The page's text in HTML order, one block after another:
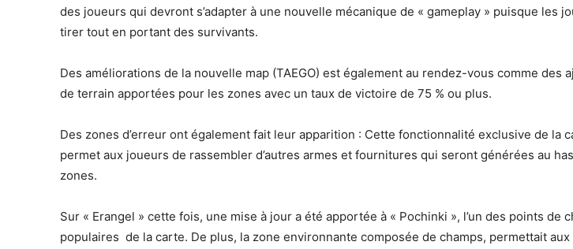
des joueurs qui devront s’adapter à une nouvelle mécanique de « gameplay » puisque les
tirer tout en portant des survivants.
Des améliorations de la nouvelle map (TAEGO) est également au rendez-vous comme des
de terrain apportées pour les zones avec un taux de victoire de 75 % ou plus.
Des zones d’erreur ont également fait leur apparition : Cette fonctionnalité exclusive de la
permet aux joueurs de rassembler d’autres armes et fournitures qui seront générées au
zones.
Sur « Erangel » cette fois, une mise à jour a été apportée à « Pochinki », l’un des points de
populaires de la carte. De plus, la zone environnante composée de champs, permettait